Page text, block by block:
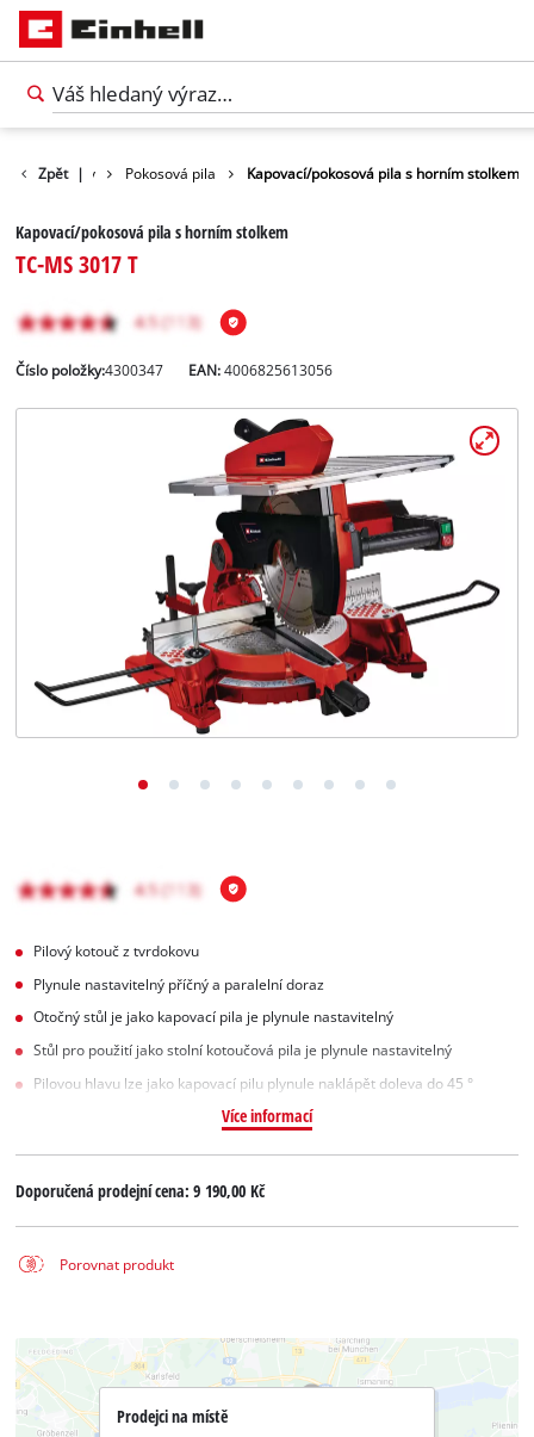
Zpět |Pily Pokosová pila Kapovací/pokosová pila s horním stolkem
Kapovací/pokosová pila s horním stolkem
TC-MS 3017 T
Číslo položky:4300347 EAN:4006825613056
Pilový kotouč z tvrdokovu
Plynule nastavitelný příčný a paralelní doraz
Otočný stůl je jako kapovací pila je plynule nastavitelný
Stůl pro použití jako stolní kotoučová pila je plynule nastavitelný
Pilovou hlavu lze jako kapovací pilu plynule naklápět doleva do 45 °
Více informací
Doporučená prodejní cena:9 190,00 Kč
Porovnat produkt
Prodejci na místě